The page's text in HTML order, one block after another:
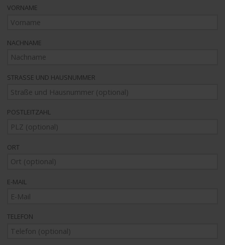
VORNAME
NACHNAME
STRASSE UND HAUSNUMMER
POSTLEITZAHL
ORT
E-MAIL
TELEFON